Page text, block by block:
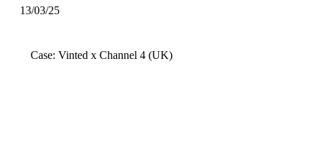
13/03/25
Case: Vinted x Channel 4 (UK)